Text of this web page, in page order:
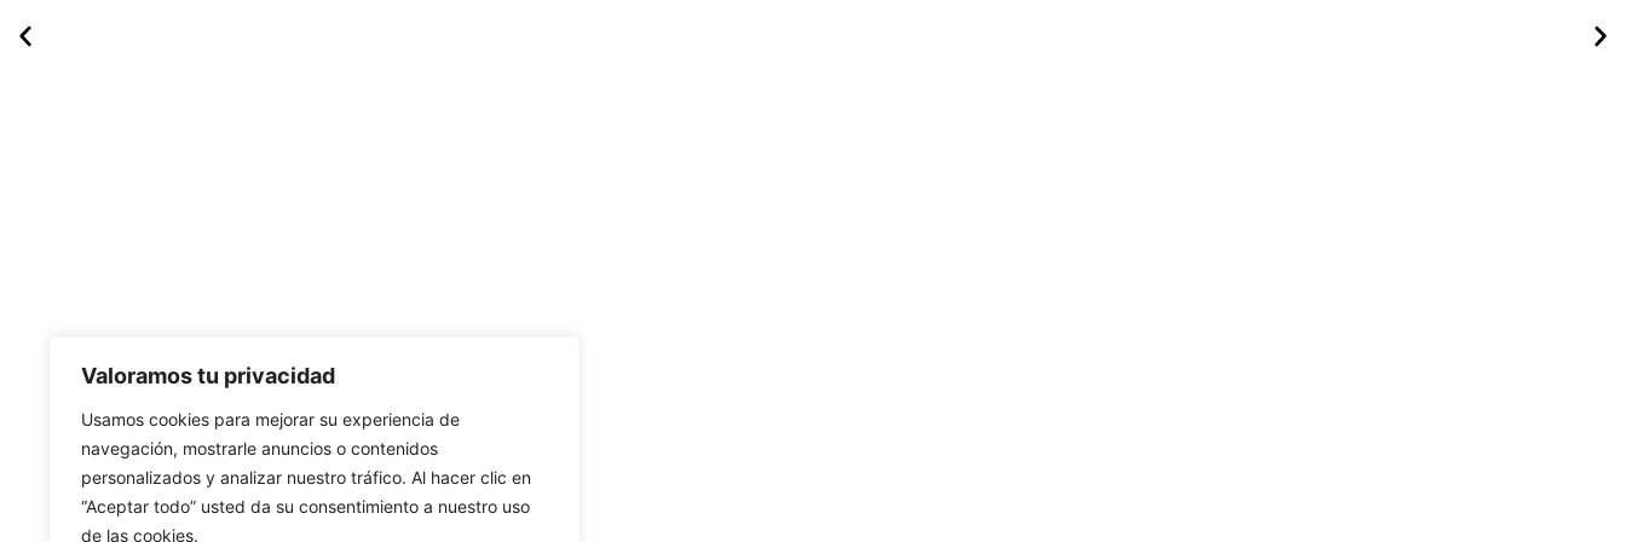
Valoramos tu privacidad
Usamos cookies para mejorar su experiencia de
navegación, mostrarle anuncios o contenidos
personalizados y analizar nuestro tráfico. Al hacer clic en
“Aceptar todo” usted da su consentimiento a nuestro uso
de las cookies.